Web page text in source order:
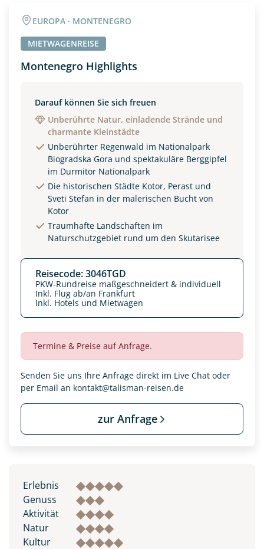
EUROPA · MONTENEGRO
MIETWAGENREISE
Montenegro Highlights
Darauf können Sie sich freuen
Unberührte Natur, einladende Strände und
charmante Kleinstädte
Unberührter Regenwald im Nationalpark
Biogradska Gora und spektakuläre Berggipfel
im Durmitor Nationalpark
Die historischen Städte Kotor, Perast und
Sveti Stefan in der malerischen Bucht von
Kotor
Traumhafte Landschaften im
Naturschutzgebiet rund um den Skutarisee
Reisecode: 3046TGD
PKW-Rundreise maßgeschneidert & individuell
Inkl. Flug ab/an Frankfurt
Inkl. Hotels und Mietwagen
Termine & Preise auf Anfrage.
Senden Sie uns Ihre Anfrage direkt im Live Chat oder
per Email an kontakt@talisman-reisen.de
zur Anfrage
Erlebnis
Genuss
Aktivität
Natur
Kultur
Unterkunft
EZ Familienzimmer
Reisebeginn
Option 2
Weitere Informationen
Sie dieDatenschutzerklärung
Kenntnis genommen und akzeptiert haben.